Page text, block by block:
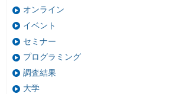
オンライン
イベント
セミナー
プログラミング
調査結果
大学